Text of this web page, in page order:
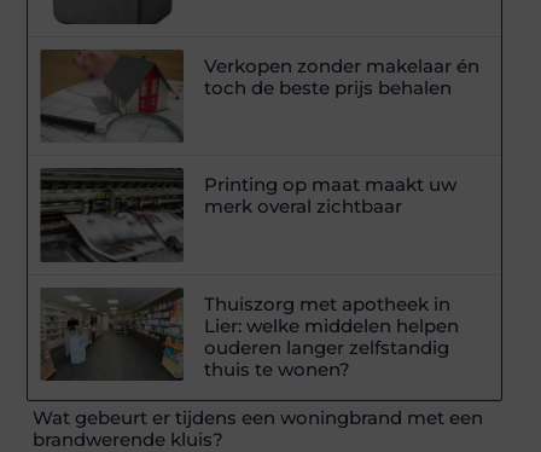
Verkopen zonder makelaar én
toch de beste prijs behalen
Printing op maat maakt uw
merk overal zichtbaar
Thuiszorg met apotheek in
Lier: welke middelen helpen
ouderen langer zelfstandig
thuis te wonen?
Wat gebeurt er tijdens een woningbrand met een
brandwerende kluis?